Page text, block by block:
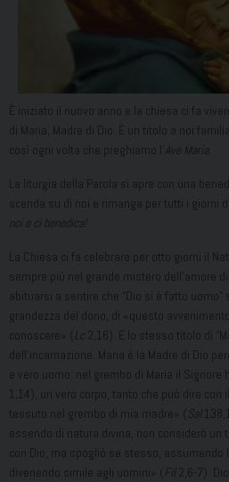
È iniziato il nuovo anno e la chiesa ci fa
di Maria, Madre di Dio. È un titolo a noi
così ogni volta che preghiamo l’ Ave Maria
La liturgia della Parola si apre con una
scenda su di noi e rimanga per tutti i giorni
noi e ci benedica!
La Chiesa ci fa celebrare per otto giorni il
sempre più nel grande mistero dell’amore
abituarsi a sentire che “Dio si è fatto
grandezza del dono, di «questo
conoscere» ( Lc 2,16). E lo stesso titolo di
dell’incarnazione. Maria è la Madre di Dio
e vero uomo: nel grembo di Maria il Signore
1,14), un vero corpo, tanto che può dire
tessuto nel grembo di mia madre» ( Sal
essendo di natura divina, non considerò un
con Dio; ma spogliò se stesso, assumendo
divenendo simile agli uomini» ( Fil
2,6-7).